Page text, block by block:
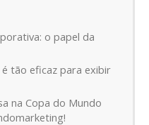
o papel da
tão eficaz para exibir
na Copa do Mundo